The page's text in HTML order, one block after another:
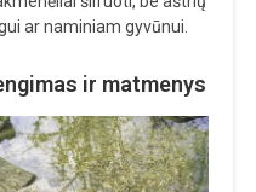
ar naminiam gyvūnui.
ir matmenys